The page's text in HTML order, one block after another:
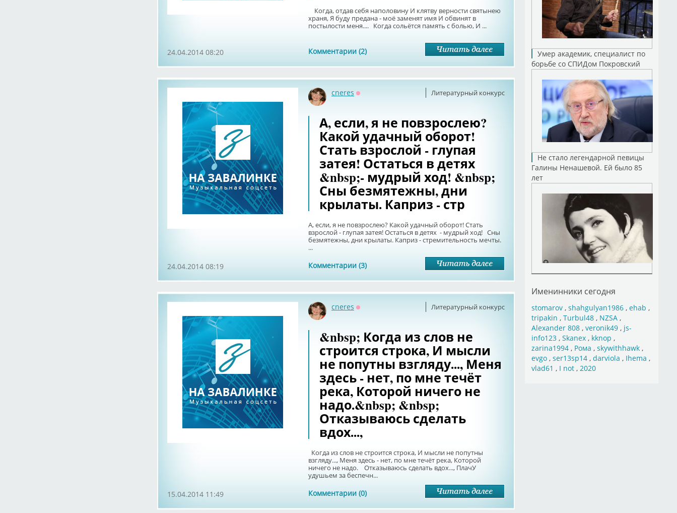
Когда, отдав себя наполовину И клятву верности святынею
храня, Я буду предана - моё заменят имя И обвинят в
постылости меня.... Когда сольётся память с болью, И ...
Комментарии (2)
24.04.2014 08:20
Литературный конкурс
cneres
А, если, я не повзрослею?
Какой удачный оборот!
Стать взрослой - глупая
затея! Остаться в детях
&nbsp;- мудрый ход! &nbsp;
Сны безмятежны, дни
крылаты. Каприз - стр
А, если, я не повзрослею? Какой удачный оборот! Стать
взрослой - глупая затея! Остаться в детях - мудрый ход! Сны
безмятежны, дни крылаты. Каприз - стремительность мечты.
...
Комментарии (3)
24.04.2014 08:19
Литературный конкурс
cneres
&nbsp; Когда из слов не
строится строка, И мысли
не попутны взгляду..., Меня
здесь - нет, по мне течёт
река, Которой ничего не
надо.&nbsp; &nbsp;
Отказываюсь сделать
вдох...,
Когда из слов не строится строка, И мысли не попутны
взгляду..., Меня здесь - нет, по мне течёт река, Которой
ничего не надо. Отказываюсь сделать вдох..., ПлачУ
удушьем за беспечн...
Комментарии (0)
15.04.2014 11:49
Умер академик, специалист по
борьбе со СПИДом Покровский
Не стало легендарной певицы
Галины Ненашевой. Ей было 85
лет
Именинники сегодня
stomarov, shahgulyan1986, ehab ,
tripakin , Turbul48, NZSA,
Alexander 808, veronik49, js-
info123, Skanex, kknop ,
zarina1994, Рома , skywithhawk,
evgo, ser13sp14, darviola , Ihema ,
vlad61 , I not, 2020